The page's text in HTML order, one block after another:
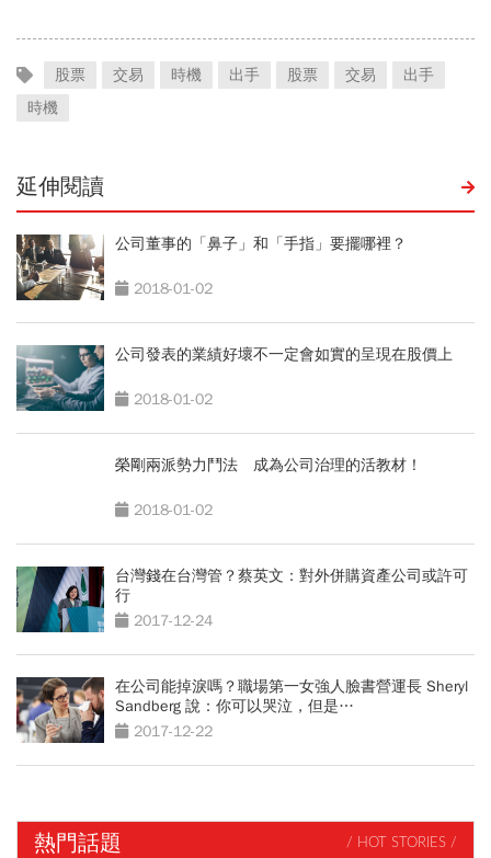
股票 交易 時機 出手 股票 交易
出手
時機
延伸閱讀
公司董事的「鼻子」和「手指」要擺哪裡？
2018-01-02
公司發表的業績好壞不一定會如實的呈現在股價上
2018-01-02
榮剛兩派勢力鬥法 成為公司治理的活教材！
2018-01-02
台灣錢在台灣管？蔡英文：對外併購資產公司或許可
行
2017-12-24
在公司能掉淚嗎？職場第一女強人臉書營運長 Sheryl
Sandberg 說：你可以哭泣，但是…
2017-12-22
熱門話題 / HOT STORIES /